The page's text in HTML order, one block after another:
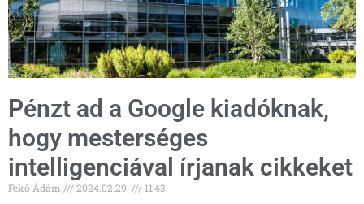
Pénzt ad a Google kiadóknak,
hogy mesterséges
intelligenciával írjanak cikkeket
Fekő Ádám 2024.02.29. 11:43